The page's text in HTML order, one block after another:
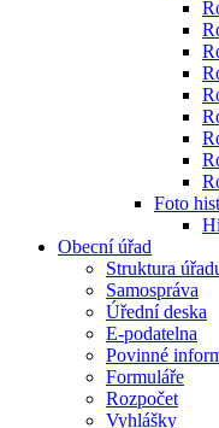
Foto
Obecní úřad
Struktura
Samospráva
Úřední deska
E-podatelna
Povinné
Formuláře
Rozpočet
Vyhlášky